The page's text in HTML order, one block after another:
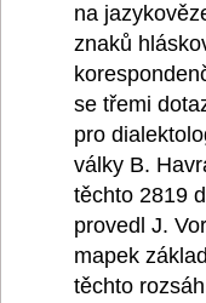
na
znaků
se třemi
pro
války B.
těchto 2819
provedl J.
mapek
těchto